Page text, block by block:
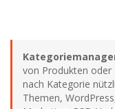
von Produkten
nach Kategorie
Themen,